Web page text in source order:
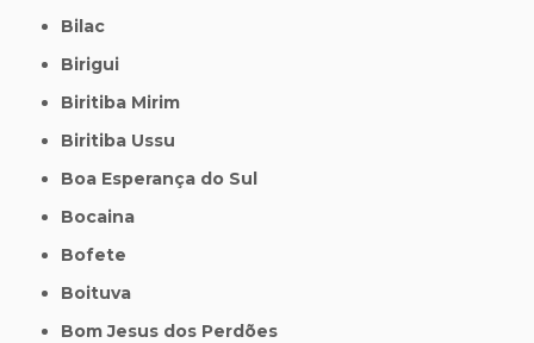
Bilac
Birigui
Biritiba Mirim
Biritiba Ussu
Boa Esperança do Sul
Bocaina
Bofete
Boituva
Bom Jesus dos Perdões